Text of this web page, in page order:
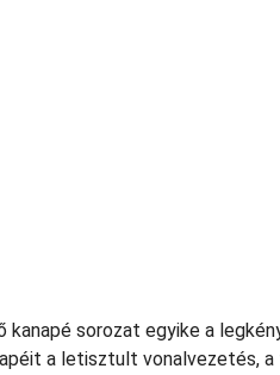
kanapé sorozat egyike a
a letisztult vonalvezetés,